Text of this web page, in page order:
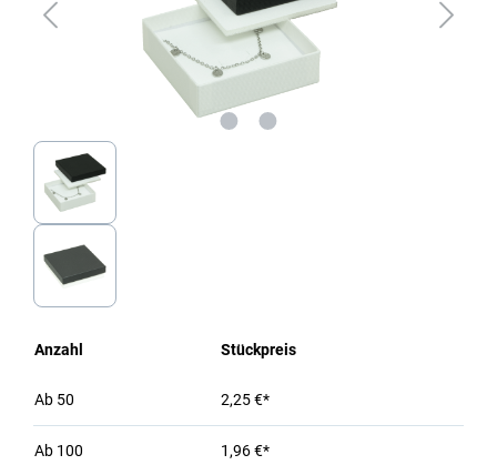
Anzahl Stückpreis
Ab 50 2,25 €*
Ab 100 1,96 €*